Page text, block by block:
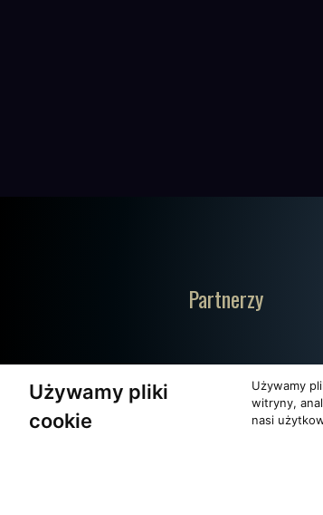
Używamy pliki
cookie
Używamy
witryny,
nasi
Partnerzy